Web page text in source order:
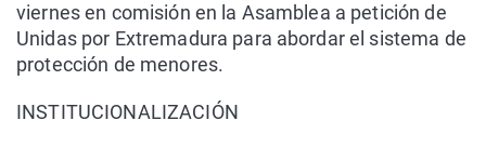
viernes en comisión en la Asamblea a petición de
Unidas por Extremadura para abordar el sistema de
protección de menores.
INSTITUCIONALIZACIÓN